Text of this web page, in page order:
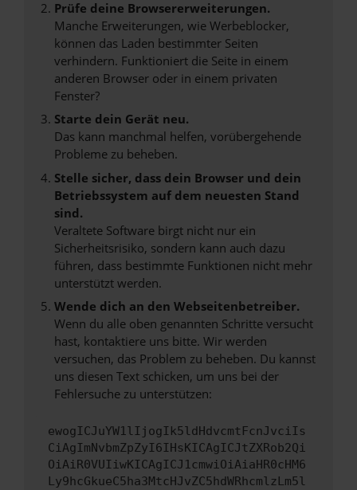
Prüfe deine Browsererweiterungen.
Manche Erweiterungen, wie Werbeblocker,
können das Laden bestimmter Seiten
verhindern. Funktioniert die Seite in einem
anderen Browser oder in einem privaten
Fenster?
Starte dein Gerät neu.
Das kann manchmal helfen, vorübergehende
Probleme zu beheben.
Stelle sicher, dass dein Browser und dein
Betriebssystem auf dem neuesten Stand
sind.
Veraltete Software birgt nicht nur ein
Sicherheitsrisiko, sondern kann auch dazu
führen, dass bestimmte Funktionen nicht mehr
unterstützt werden.
Wende dich an den Webseitenbetreiber.
Wenn du alle oben genannten Schritte versucht
hast, kontaktiere uns bitte. Wir werden
versuchen, das Problem zu beheben. Du kannst
uns diesen Text schicken, um uns bei der
Fehlersuche zu unterstützen:
ewogICJuYW1lIjogIk5ldHdvcmtFcnJvciIs
CiAgImNvbmZpZyI6IHsKICAgICJtZXRob2Qi
OiAiR0VUIiwKICAgICJ1cmwiOiAiaHR0cHM6
Ly9hcGkueC5ha3MtcHJvZC5hdWRhcmlzLm5l